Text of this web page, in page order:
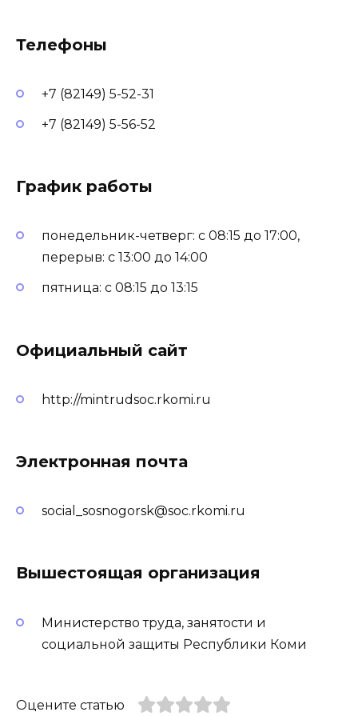
Телефоны
+7 (82149) 5-52-31
+7 (82149) 5-56-52
График работы
понедельник-четверг: с 08:15 до 17:00,
перерыв: с 13:00 до 14:00
пятница: с 08:15 до 13:15
Официальный сайт
http://mintrudsoc.rkomi.ru
Электронная почта
social_sosnogorsk@soc.rkomi.ru
Вышестоящая организация
Министерство труда, занятости и
социальной защиты Республики Коми
Оцените статью